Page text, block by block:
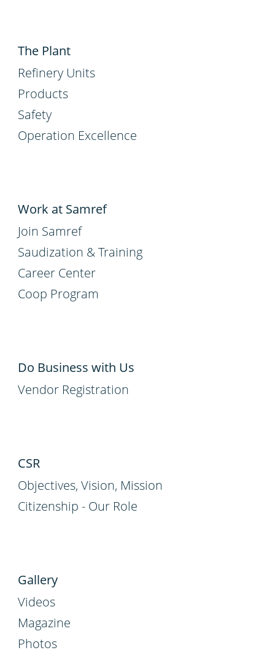
The Plant
Refinery Units
Products
Safety
Operation Excellence
Work at Samref
Join Samref
Saudization & Training
Career Center
Coop Program
Do Business with Us
Vendor Registration
CSR
Objectives, Vision, Mission
Citizenship - Our Role
Gallery
Videos
Magazine
Photos